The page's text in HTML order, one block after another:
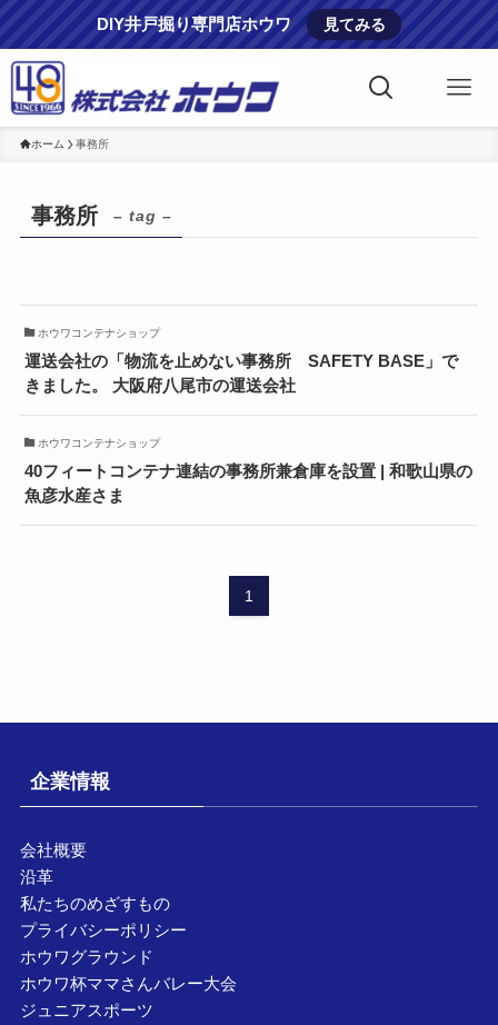
DIY井戸掘り専門店ホウワ 見てみる
ホーム 事務所
事務所 – tag –
ホウワコンテナショップ
運送会社の「物流を止めない事務所 SAFETY BASE」で
きました。 大阪府八尾市の運送会社
ホウワコンテナショップ
40フィートコンテナ連結の事務所兼倉庫を設置 | 和歌山県の
魚彦水産さま
1
企業情報
会社概要
沿革
私たちのめざすもの
プライバシーポリシー
ホウワグラウンド
ホウワ杯ママさんバレー大会
ジュニアスポーツ